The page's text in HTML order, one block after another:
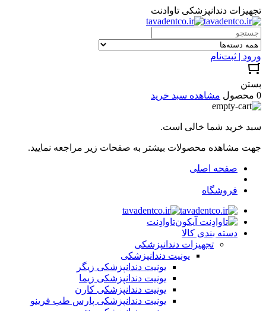
تجهیزات دندانپزشکی تاوادنت
ورود | ثبت‌نام
بستن
0 محصول
مشاهده سبد خرید
سبد خرید شما خالی است.
جهت مشاهده محصولات بیشتر به صفحات زیر مراجعه نمایید.
صفحه اصلی
فروشگاه
تاوادِنت
دسته بندی کالا
تجهیزات دندانپزشکی
یونیت دندانپزشکی
یونیت دندانپزشکی زیگر
یونیت دندانپزشکی زیما
یونیت دندانپزشکی کارن
یونیت دندانپزشکی پارس طب فرینو